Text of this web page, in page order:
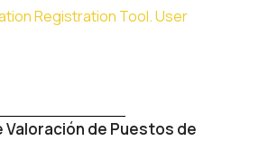
Registration Tool. User
Valoración de Puestos de